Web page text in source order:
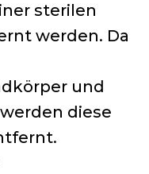
sterilen
werden. Da
und
diese